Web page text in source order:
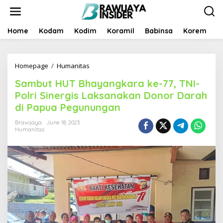
t
Home Kodam Kodim Koramil Babinsa Korem
Homepage / Humanitas
m
b
u
t
B
h
a
y
a
n
g
k
a
Sambut HUT Bhayangkara ke-77, TNI-
Polri Sinergis Laksanakan Donor Darah
di Papua Pegunungan
Brawijaya
June 18, 2023
Humanitas